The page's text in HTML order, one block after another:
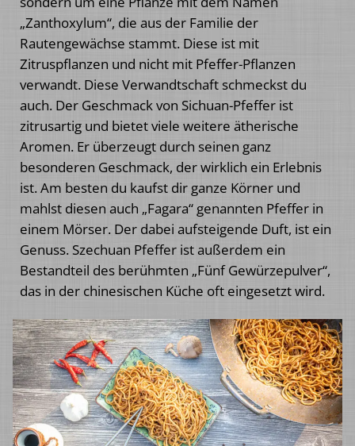
„Zanthoxylum“, die aus der Familie der
Rautengewächse stammt. Diese ist mit
Zitruspflanzen und nicht mit Pfeffer-Pflanzen
verwandt. Diese Verwandtschaft schmeckst du
auch. Der Geschmack von Sichuan-Pfeffer ist
zitrusartig und bietet viele weitere ätherische
Aromen. Er überzeugt durch seinen ganz
besonderen Geschmack, der wirklich ein Erlebnis
ist. Am besten du kaufst dir ganze Körner und
mahlst diesen auch „Fagara“ genannten Pfeffer in
einem Mörser. Der dabei aufsteigende Duft, ist ein
Genuss. Szechuan Pfeffer ist außerdem ein
Bestandteil des berühmten „Fünf Gewürzepulver“,
das in der chinesischen Küche oft eingesetzt wird.